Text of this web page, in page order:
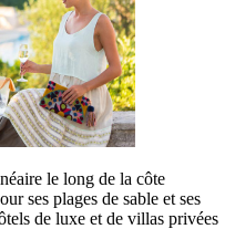
le long de la côte
ses plages de sable et ses
de luxe et de villas privées